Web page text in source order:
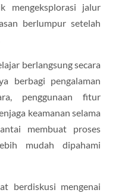
mengeksplorasi jalur
berlumpur setelah
berlangsung secara
berbagi pengalaman
penggunaan fitur
keamanan selama
membuat proses
mudah dipahami
berdiskusi mengenai